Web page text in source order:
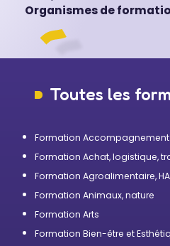
Organismes de
Toutes les
Formation
Formation Achat, logistique,
Formation Agroalimentaire,
Formation Animaux, nature
Formation Arts
Formation Bien-être et